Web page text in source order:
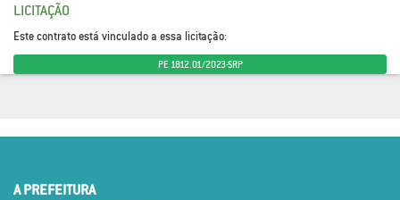
LICITAÇÃO
Este contrato está vinculado a essa licitação:
PE 1812.01/2023-SRP
A PREFEITURA